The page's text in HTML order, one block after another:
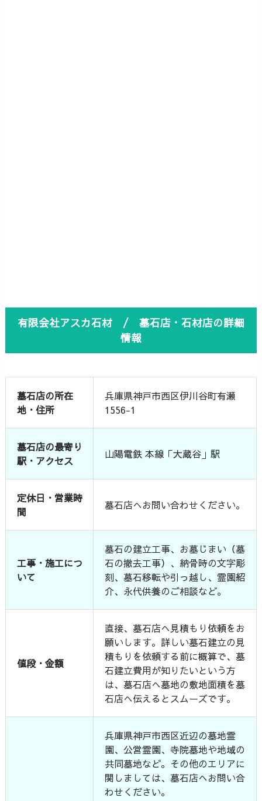
有限会社アスカ石材 / 墓石店・石材店の詳細
情報
墓石店の所在
地・住所
兵庫県神戸市西区伊川谷町有瀬
1556-1
墓石店の最寄り
駅・アクセス
山陽電鉄 本線「大蔵谷」駅
定休日・営業時
間
墓石店へお問い合わせください。
工事・施工につ
いて
墓石の建立工事、お墓じまい（墓
石の撤去工事）、納骨時の文字彫
刻、墓石移転や引っ越し、霊園紹
介、永代供養のご相談など。
値段・金額
直接、墓石店へ見積もり依頼をお
願いします。詳しい墓石建立の見
積もりを依頼する前に概算で、墓
石建立費用が知りたいという方
は、墓石店へ墓地の敷地面積を墓
石店へ伝えるとスムーズです。
兵庫県神戸市西区近辺の墓地霊
園、公営霊園、寺院墓地や地域の
共同墓地など。その他のエリアに
関しましては、墓石店へお問い合
わせください。